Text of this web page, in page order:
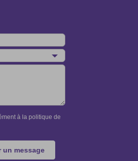
à la politique de
un message